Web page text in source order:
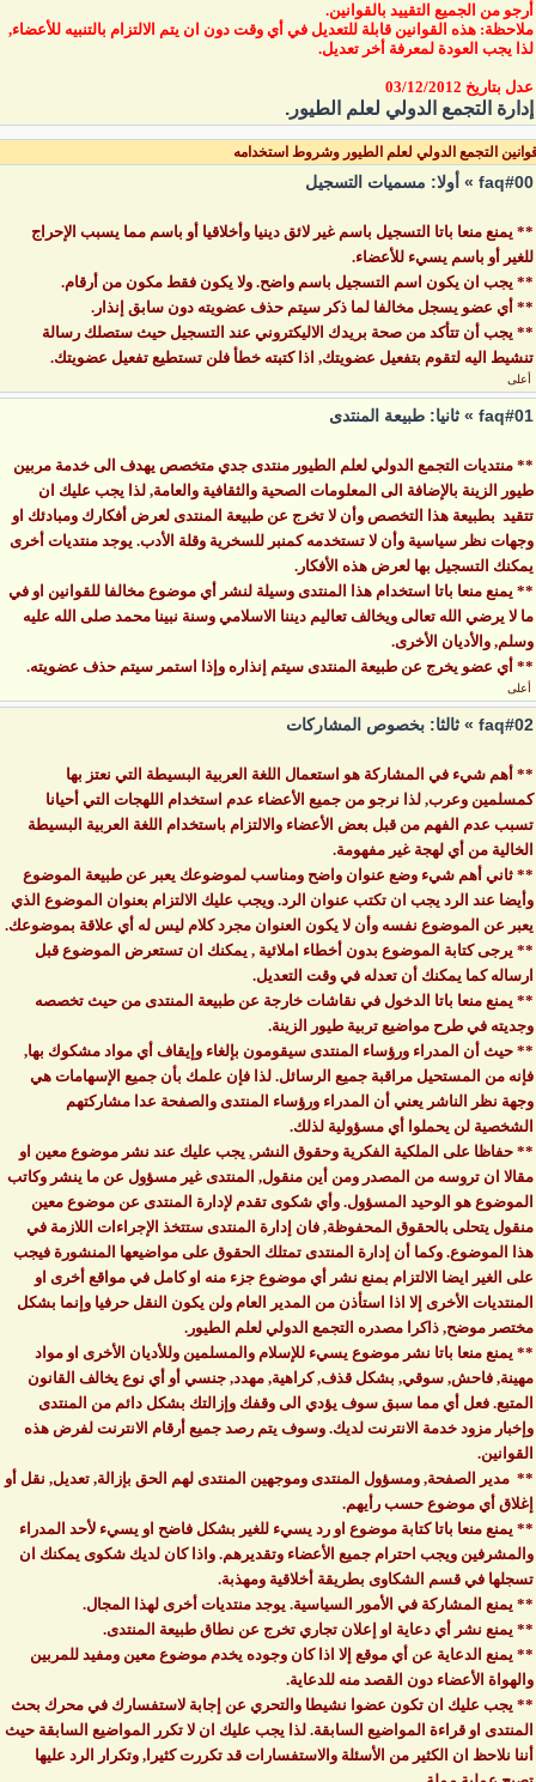
أرجو من الجميع التقييد بالقوانين.
ملاحظة: هذه القوانين قابلة للتعديل في أي وقت دون ان يتم الالتزام بالتنبيه للأعضاء,
لذا يجب العودة لمعرفة أخر تعديل.
عدل بتاريخ 03/12/2012
إدارة التجمع الدولي لعلم الطيور.
التجمع الدولي لعلم الطيور وشروط استخدامه
faq#00 » أولا: مسميات التسجيل
** يمنع منعا باتا التسجيل باسم غير لائق دينيا وأخلاقيا أو باسم مما يسبب الإحراج
للغير أو باسم يسيء للأعضاء.
** يجب ان يكون اسم التسجيل باسم واضح. ولا يكون فقط مكون من أرقام.
** أي عضو يسجل مخالفا لما ذكر سيتم حذف عضويته دون سابق إنذار.
** يجب أن تتأكد من صحة بريدك الاليكتروني عند التسجيل حيث ستصلك رسالة
تنشيط اليه لتقوم بتفعيل عضويتك, اذا كتبته خطأ فلن تستطيع تفعيل عضويتك.
أعلى
faq#01 » ثانيا: طبيعة المنتدى
** منتديات التجمع الدولي لعلم الطيور منتدى جدي متخصص يهدف الى خدمة مربين
طيور الزينة بالإضافة الى المعلومات الصحية والثقافية والعامة, لذا يجب عليك ان
تتقيد بطبيعة هذا التخصص وأن لا تخرج عن طبيعة المنتدى لعرض أفكارك ومبادئك او
وجهات نظر سياسية وأن لا تستخدمه كمنبر للسخرية وقلة الأدب. يوجد منتديات أخرى
يمكنك التسجيل بها لعرض هذه الأفكار.
** يمنع منعا باتا استخدام هذا المنتدى وسيلة لنشر أي موضوع مخالفا للقوانين او في
ما لا يرضي الله تعالى ويخالف تعاليم ديننا الاسلامي وسنة نبينا محمد صلى الله عليه
وسلم, والأديان الأخرى.
** أي عضو يخرج عن طبيعة المنتدى سيتم إنذاره وإذا استمر سيتم حذف عضويته.
أعلى
faq#02 » ثالثا: بخصوص المشاركات
** أهم شيء في المشاركة هو استعمال اللغة العربية البسيطة التي نعتز بها
كمسلمين وعرب, لذا نرجو من جميع الأعضاء عدم استخدام اللهجات التي أحيانا
تسبب عدم الفهم من قبل بعض الأعضاء والالتزام باستخدام اللغة العربية البسيطة
الخالية من أي لهجة غير مفهومة.
** ثاني أهم شيء وضع عنوان واضح ومناسب لموضوعك يعبر عن طبيعة الموضوع
وأيضا عند الرد يجب ان تكتب عنوان الرد. ويجب عليك الالتزام بعنوان الموضوع الذي
يعبر عن الموضوع نفسه وأن لا يكون العنوان مجرد كلام ليس له أي علاقة بموضوعك.
** يرجى كتابة الموضوع بدون أخطاء املائية , يمكنك ان تستعرض الموضوع قبل
ارساله كما يمكنك أن تعدله في وقت التعديل.
** يمنع منعا باتا الدخول في نقاشات خارجة عن طبيعة المنتدى من حيث تخصصه
وجديته في طرح مواضيع تربية طيور الزينة.
** حيث أن المدراء ورؤساء المنتدى سيقومون بإلغاء وإيقاف أي مواد مشكوك بها,
فإنه من المستحيل مراقبة جميع الرسائل. لذا فإن علمك بأن جميع الإسهامات هي
وجهة نظر الناشر يعني أن المدراء ورؤساء المنتدى والصفحة عدا مشاركتهم
الشخصية لن يحملوا أي مسؤولية لذلك.
** حفاظا على الملكية الفكرية وحقوق النشر, يجب عليك عند نشر موضوع معين او
مقالا ان تروسه من المصدر ومن أين منقول, المنتدى غير مسؤول عن ما ينشر وكاتب
الموضوع هو الوحيد المسؤول. وأي شكوى تقدم لإدارة المنتدى عن موضوع معين
منقول يتحلى بالحقوق المحفوظة, فان إدارة المنتدى ستتخذ الإجراءات اللازمة في
هذا الموضوع. وكما أن إدارة المنتدى تمتلك الحقوق على مواضيعها المنشورة فيجب
على الغير ايضا الالتزام بمنع نشر أي موضوع جزء منه او كامل في مواقع أخرى او
المنتديات الأخرى إلا اذا استأذن من المدير العام ولن يكون النقل حرفيا وإنما بشكل
مختصر موضح, ذاكرا مصدره التجمع الدولي لعلم الطيور.
** يمنع منعا باتا نشر موضوع يسيء للإسلام والمسلمين وللأديان الأخرى او مواد
مهينة, فاحش, سوقي, بشكل قذف, كراهية, مهدد, جنسي أو أي نوع يخالف القانون
المتبع. فعل أي مما سبق سوف يؤدي الى وقفك وإزالتك بشكل دائم من المنتدى
وإخبار مزود خدمة الانترنت لديك. وسوف يتم رصد جميع أرقام الانترنت لفرض هذه
القوانين.
** مدير الصفحة, ومسؤول المنتدى وموجهين المنتدى لهم الحق بإزالة, تعديل, نقل أو
إغلاق أي موضوع حسب رأيهم.
** يمنع منعا باتا كتابة موضوع او رد يسيء للغير بشكل فاضح او يسيء لأحد المدراء
والمشرفين ويجب احترام جميع الأعضاء وتقديرهم. واذا كان لديك شكوى يمكنك ان
تسجلها في قسم الشكاوى بطريقة أخلاقية ومهذبة.
** يمنع المشاركة في الأمور السياسية. يوجد منتديات أخرى لهذا المجال.
** يمنع نشر أي دعاية او إعلان تجاري تخرج عن نطاق طبيعة المنتدى.
** يمنع الدعاية عن أي موقع إلا اذا كان وجوده يخدم موضوع معين ومفيد للمربين
والهواة الأعضاء دون القصد منه للدعاية.
** يجب عليك ان تكون عضوا نشيطا والتحري عن إجابة لاستفسارك في محرك بحث
المنتدى او قراءة المواضيع السابقة. لذا يجب عليك ان لا تكرر المواضيع السابقة حيث
أننا نلاحظ ان الكثير من الأسئلة والاستفسارات قد تكررت كثيرا, وتكرار الرد عليها